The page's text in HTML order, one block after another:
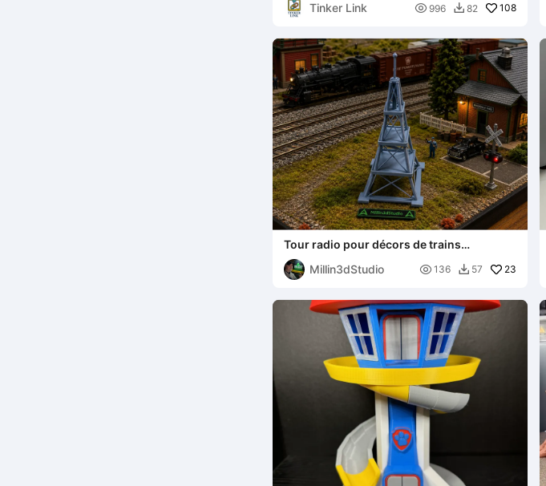
Tinker Link
 996  82 108
Tour radio pour décors de trains
miniatures ou jeux de guerre sur table
Millin3dStudio
 136  57 23